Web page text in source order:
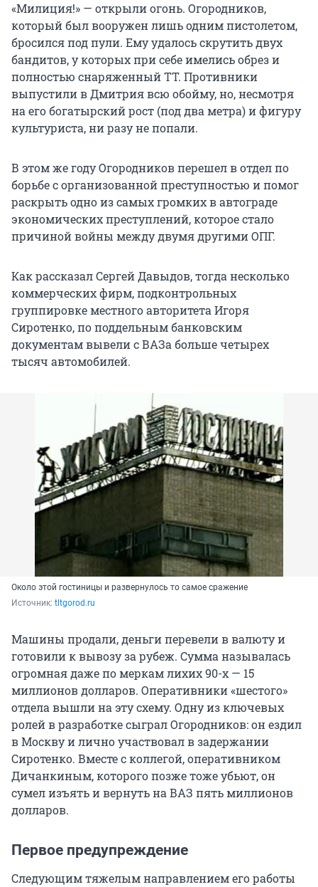
«Милиция!» — открыли огонь. Огородников,
который был вооружен лишь одним пистолетом,
бросился под пули. Ему удалось скрутить двух
бандитов, у которых при себе имелись обрез и
полностью снаряженный ТТ. Противники
выпустили в Дмитрия всю обойму, но, несмотря
на его богатырский рост (под два метра) и фигуру
культуриста, ни разу не попали.
В этом же году Огородников перешел в отдел по
борьбе с организованной преступностью и помог
раскрыть одно из самых громких в автограде
экономических преступлений, которое стало
причиной войны между двумя другими ОПГ.
Как рассказал Сергей Давыдов, тогда несколько
коммерческих фирм, подконтрольных
группировке местного авторитета Игоря
Сиротенко, по поддельным банковским
документам вывели с ВАЗа больше четырех
тысяч автомобилей.
Около этой гостиницы и развернулось то самое сражение
Источник: tltgorod.ru
Машины продали, деньги перевели в валюту и
готовили к вывозу за рубеж. Сумма называлась
огромная даже по меркам лихих 90-х — 15
миллионов долларов. Оперативники «шестого»
отдела вышли на эту схему. Одну из ключевых
ролей в разработке сыграл Огородников: он ездил
в Москву и лично участвовал в задержании
Сиротенко. Вместе с коллегой, оперативником
Дичанкиным, которого позже тоже убьют, он
сумел изъять и вернуть на ВАЗ пять миллионов
долларов.
Первое предупреждение
Следующим тяжелым направлением его работы